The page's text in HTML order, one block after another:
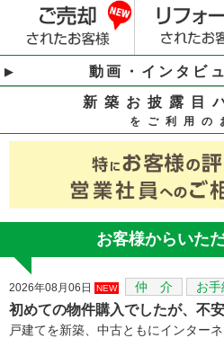
動画・インタビ
新築お披露目
をご利用の
お客様からいた
2026年08月06日 NEW 仲 介 お手
初めての物件購入でしたが、不
戸建てを新築、中古ともにインター